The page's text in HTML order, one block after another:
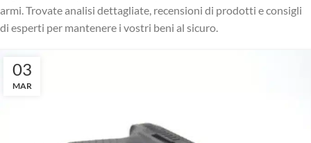
armi. Trovate analisi dettagliate, recensioni di prodotti e consigli
di esperti per mantenere i vostri beni al sicuro.
03
MAR